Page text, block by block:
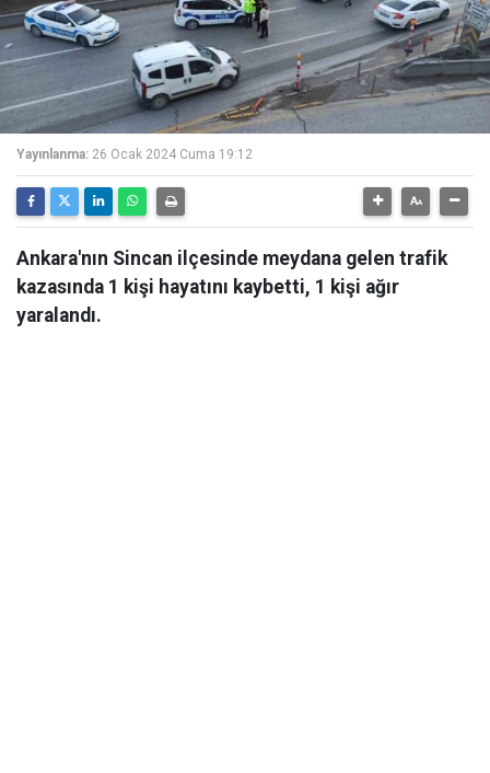
Yayınlanma: 26 Ocak 2024 Cuma 19:12
Ankara'nın Sincan ilçesinde meydana gelen trafik
kazasında 1 kişi hayatını kaybetti, 1 kişi ağır
yaralandı.